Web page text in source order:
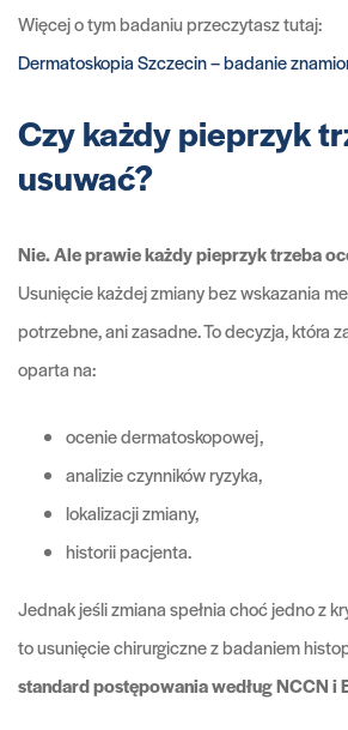
Więcej o tym badaniu przeczytasz tutaj:
Dermatoskopia Szczecin – badanie
Czy każdy pieprzyk
usuwać?
Nie. Ale prawie każdy pieprzyk trzeba
Usunięcie każdej zmiany bez wskazania
potrzebne, ani zasadne. To decyzja, która
oparta na:
ocenie dermatoskopowej,
analizie czynników ryzyka,
lokalizacji zmiany,
historii pacjenta.
Jednak jeśli zmiana spełnia choć jedno z
to usunięcie chirurgiczne z badaniem
standard postępowania według NCCN i